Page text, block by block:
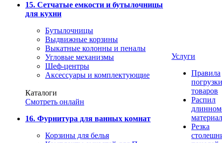
15. Сетчатые емкости и бутылочницы
для кухни
Бутылочницы
Выдвижные корзины
Выкатные колонны и пеналы
Угловые механизмы
Шеф-центры
Аксессуары и комплектующие
Каталоги
Смотреть онлайн
16. Фурнитура для ванных комнат
Корзины для белья
Услуги
Правила
погрузки
товаров
Распил
Резка